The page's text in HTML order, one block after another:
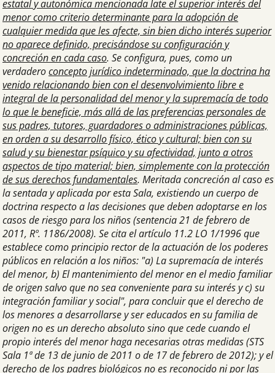
estatal y autonómica mencionada late el superior interés del
menor como criterio determinante para la adopción de
cualquier medida que les afecte, sin bien dicho interés superior
no aparece definido, precisándose su configuración y
concreción en cada caso. Se configura, pues, como un
verdaderoconcepto jurídico indeterminado, que la doctrina ha
venido relacionando bien con el desenvolvimiento libre e
integral de la personalidad del menor y la supremacía de todo
lo que le beneficie, más allá de las preferencias personales de
sus padres, tutores, guardadores o administraciones públicas,
en orden a su desarrollo físico, ético y cultural; bien con su
salud y su bienestar psíquico y su afectividad, junto a otros
aspectos de tipo material; bien, simplemente con la protección
de sus derechos fundamentales. Meritada concreción al caso es
la sentada y aplicada por esta Sala, existiendo un cuerpo de
doctrina respecto a las decisiones que deben adoptarse en los
casos de riesgo para los niños (sentencia 21 de febrero de
2011, Rº. 1186/2008). Se cita el artículo 11.2 LO 1/1996 que
establece como principio rector de la actuación de los poderes
públicos en relación a los niños: "a) La supremacía de interés
del menor, b) El mantenimiento del menor en el medio familiar
de origen salvo que no sea conveniente para su interés y c) su
integración familiar y social", para concluir que el derecho de
los menores a desarrollarse y ser educados en su familia de
origen no es un derecho absoluto sino que cede cuando el
propio interés del menor haga necesarias otras medidas (STS
Sala 1ª de 13 de junio de 2011 o de 17 de febrero de 2012); y el
derecho de los padres biológicos no es reconocido ni por las